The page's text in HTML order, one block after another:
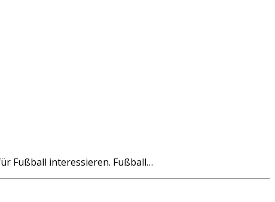
Fußball interessieren. Fußball…